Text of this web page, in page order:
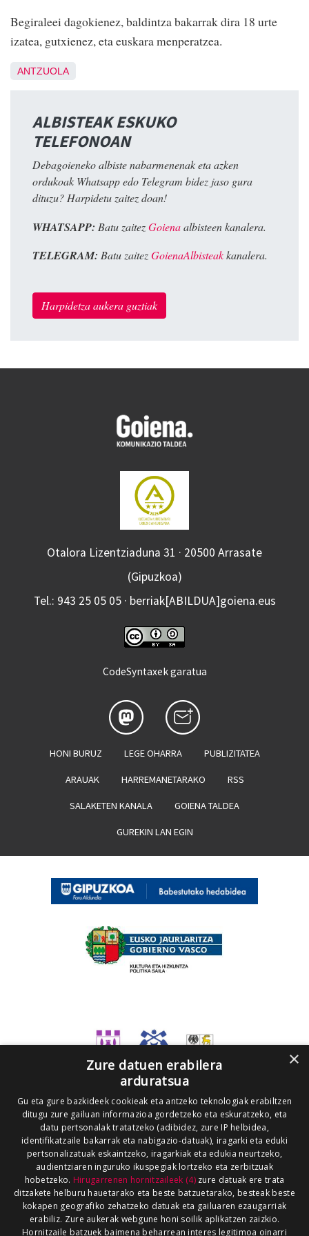
Begiraleei dagokienez, baldintza bakarrak dira 18 urte
izatea, gutxienez, eta euskara menperatzea.
ANTZUOLA
ALBISTEAK ESKUKO
TELEFONOAN
Debagoieneko albiste nabarmenenak eta azken
ordukoak Whatsapp edo Telegram bidez jaso gura
dituzu? Harpidetu zaitez doan!
WHATSAPP: Batu zaitezGoienaalbisteen kanalera.
TELEGRAM: Batu zaitezGoienaAlbisteakkanalera.
Harpidetza aukera guztiak
Otalora Lizentziaduna 31 · 20500 Arrasate
(Gipuzkoa)
Tel.: 943 25 05 05 · berriak[ABILDUA]goiena.eus
CodeSyntaxek garatua
HONI BURUZ LEGE OHARRA PUBLIZITATEA
ARAUAK HARREMANETARAKO RSS
SALAKETEN KANALA GOIENA TALDEA
GUREKIN LAN EGIN
×
Zure datuen erabilera
arduratsua
Gu eta gure bazkideek cookieak eta antzeko teknologiak erabiltzen
ditugu zure gailuan informazioa gordetzeko eta eskuratzeko, eta
datu pertsonalak tratatzeko (adibidez, zure IP helbidea,
identifikatzaile bakarrak eta nabigazio-datuak), iragarki eta eduki
pertsonalizatuak eskaintzeko, iragarkiak eta edukia neurtzeko,
audientziaren inguruko ikuspegiak lortzeko eta zerbitzuak
hobetzeko. Hirugarrenen hornitzaileek (4)zure datuak ere trata
ditzakete helburu hauetarako eta beste batzuetarako, besteak beste
kokapen geografiko zehatzeko datuak eta gailuaren ezaugarriak
erabiliz. Zure aukerak webgune honi soilik aplikatzen zaizkio.
Hornitzaile batzuek baimena beharrean interes legitimoa oinarri